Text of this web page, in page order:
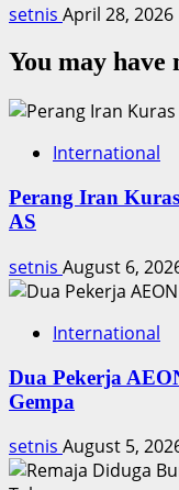
setnis April 28, 2026
You may have
International
Perang Iran
AS
setnis August 6,
International
Dua Pekerja
Gempa
setnis August 5,